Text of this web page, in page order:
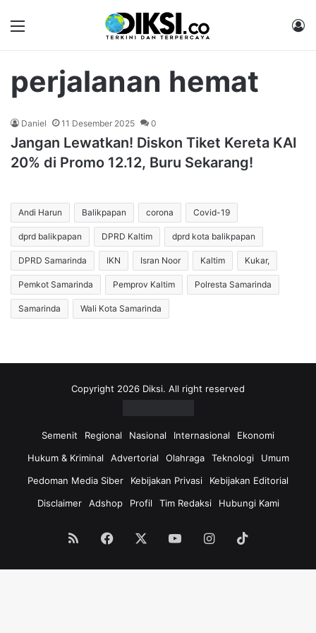
perjalanan hemat
Daniel 11 Desember 2025 0
Jangan Lewatkan! Diskon Tiket Kereta KAI
20% di Promo 12.12, Buru Sekarang!
Andi Harun Balikpapan corona Covid-19
dprd balikpapan DPRD Kaltim dprd kota balikpapan
DPRD Samarinda IKN Isran Noor Kaltim Kukar,
Pemkot Samarinda Pemprov Kaltim Polresta Samarinda
Samarinda Wali Kota Samarinda
Copyright 2026 Diksi. All right reserved
Semenit Regional Nasional Internasional
Ekonomi
Hukum & Kriminal
Advertorial Olahraga Teknologi
Umum
Pedoman Media Siber
Kebijakan Privasi
Kebijakan Editorial
Disclaimer
Adshop Profil Tim Redaksi Hubungi Kami
RSS Facebook YouTubeInstagram